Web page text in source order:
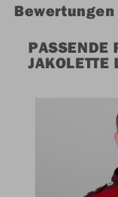
Bewertungen
PASSENDE
JAKOLETTE